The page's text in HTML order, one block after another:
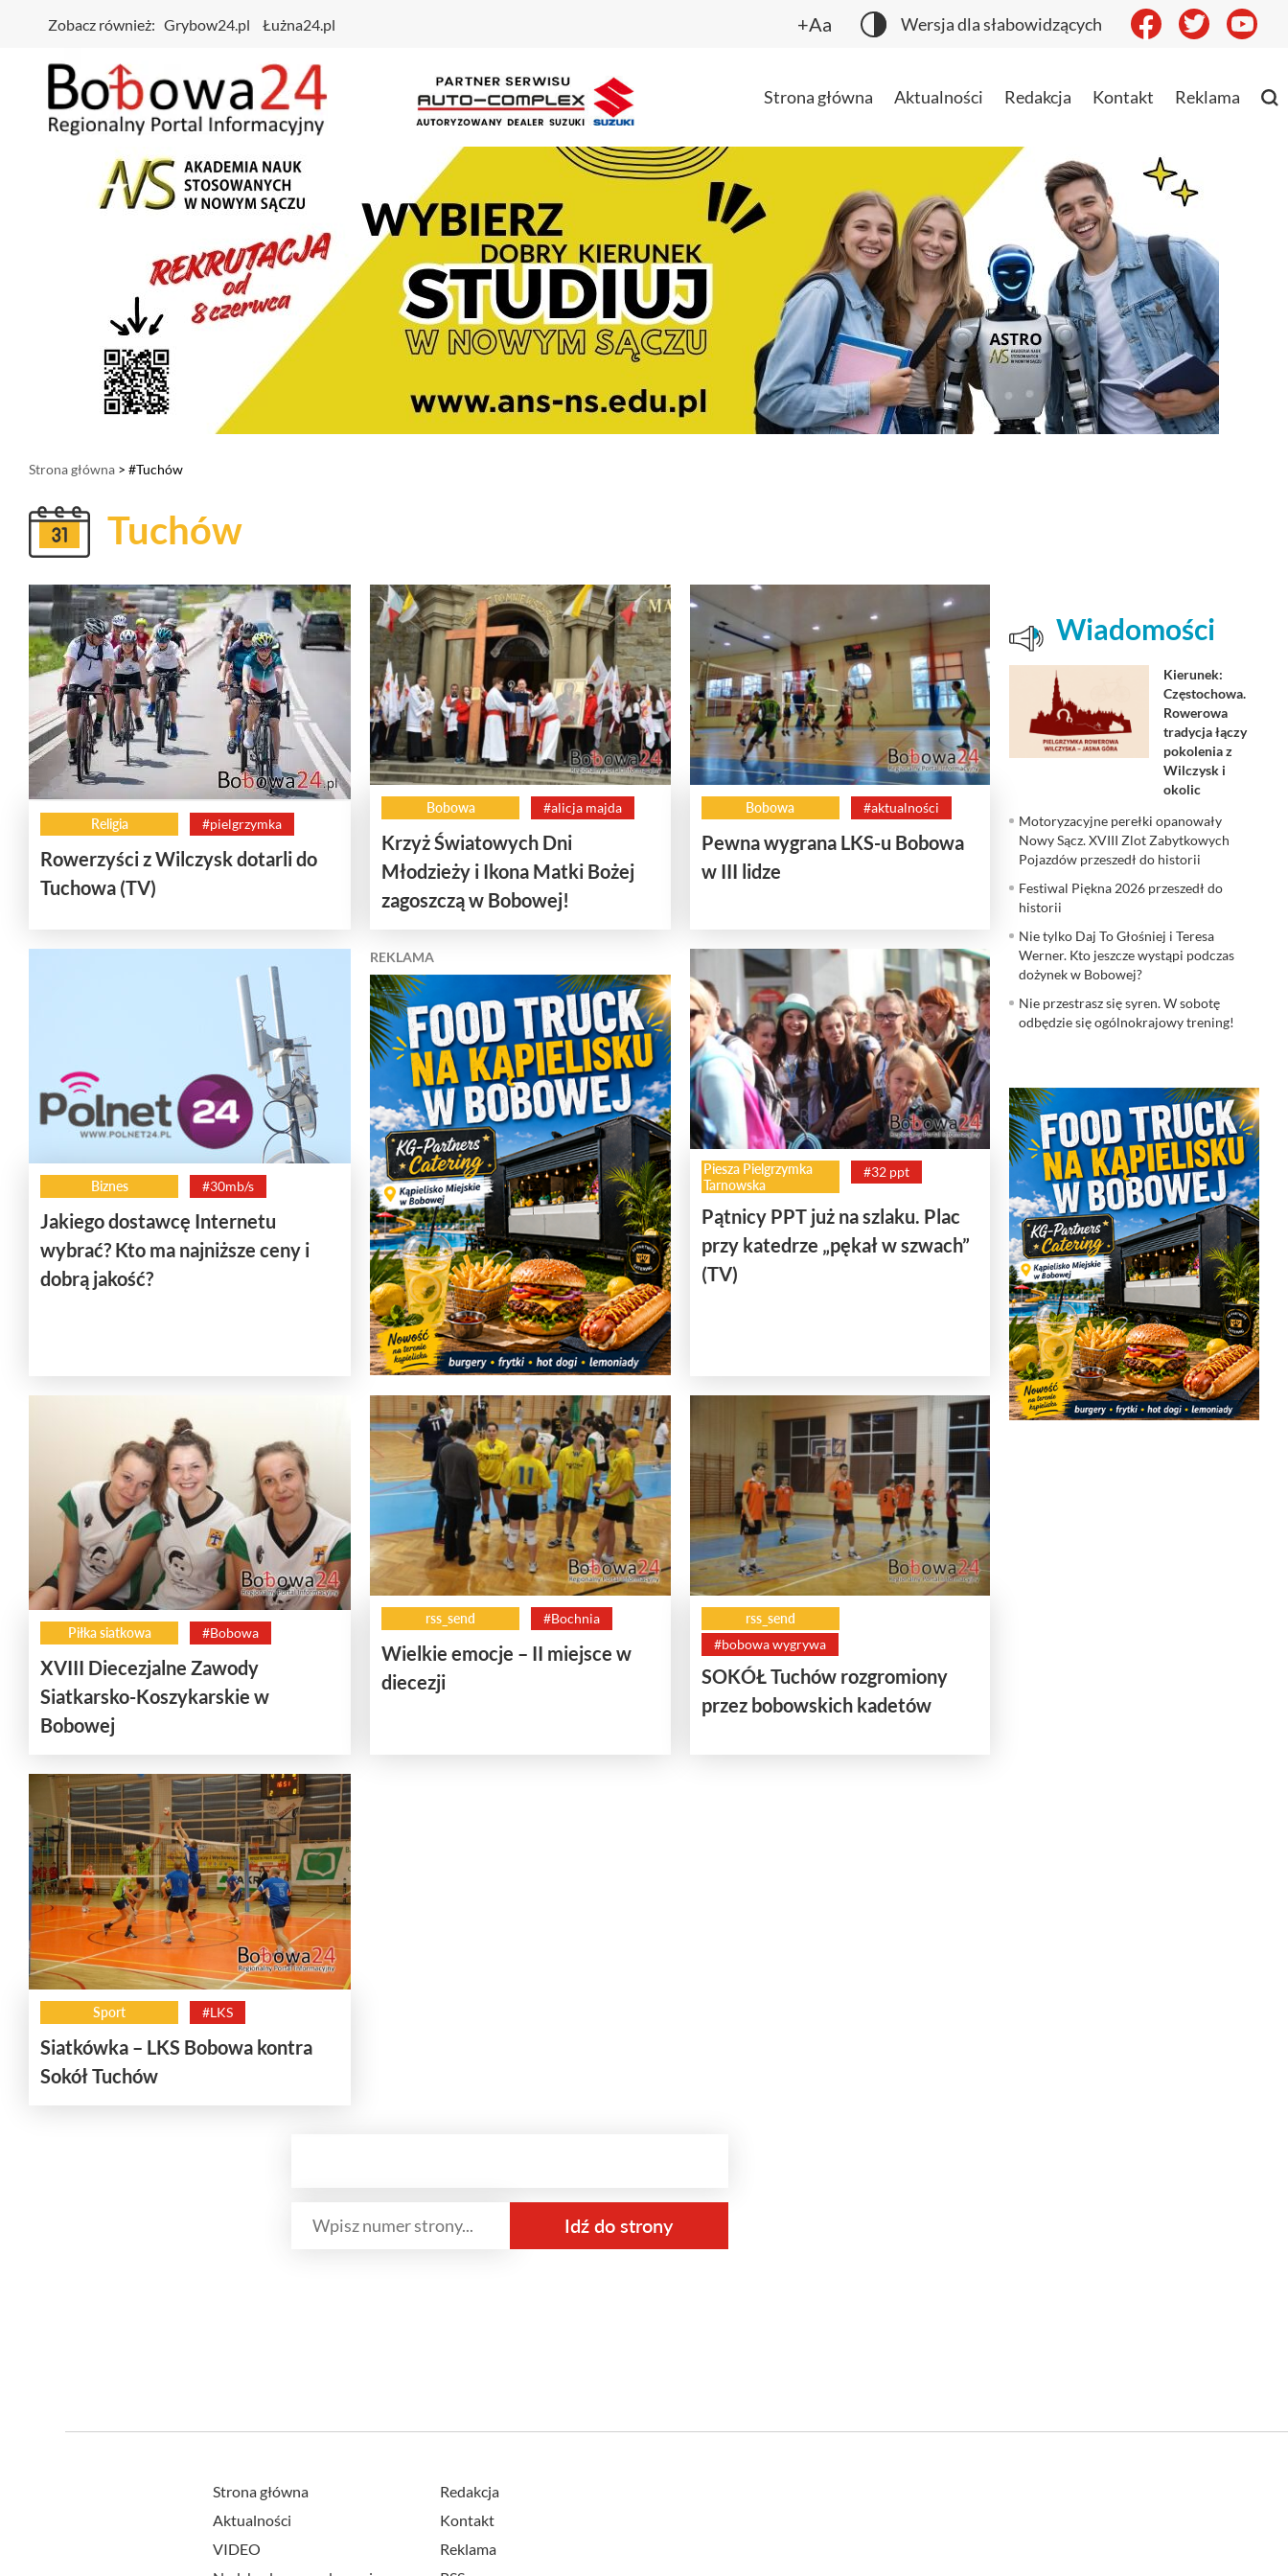
Zobacz również: Grybow24.pl Łużna24.pl +Aa Wersja dla słabowidzących
Strona główna Aktualności Redakcja Kontakt Reklama
Strona główna > #Tuchów
Tuchów
Religia #pielgrzymka
Rowerzyści z Wilczysk dotarli do
Tuchowa (TV)
Bobowa #alicja majda
Krzyż Światowych Dni
Młodzieży i Ikona Matki Bożej
zagoszczą w Bobowej!
Bobowa #aktualności
Pewna wygrana LKS-u Bobowa
w III lidze
Biznes #30mb/s
Jakiego dostawcę Internetu
wybrać? Kto ma najniższe ceny i
dobrą jakość?
REKLAMA
Piesza Pielgrzymka
Tarnowska
#32 ppt
Pątnicy PPT już na szlaku. Plac
przy katedrze „pękał w szwach”
(TV)
Piłka siatkowa #Bobowa
XVIII Diecezjalne Zawody
Siatkarsko-Koszykarskie w
Bobowej
rss_send #Bochnia
Wielkie emocje – II miejsce w
diecezji
rss_send
#bobowa wygrywa
SOKÓŁ Tuchów rozgromiony
przez bobowskich kadetów
Sport #LKS
Siatkówka – LKS Bobowa kontra
Sokół Tuchów
Wiadomości
Kierunek:
Częstochowa.
Rowerowa
tradycja łączy
pokolenia z
Wilczysk i
okolic
Motoryzacyjne perełki opanowały
Nowy Sącz. XVIII Zlot Zabytkowych
Pojazdów przeszedł do historii
Festiwal Piękna 2026 przeszedł do
historii
Nie tylko Daj To Głośniej i Teresa
Werner. Kto jeszcze wystąpi podczas
dożynek w Bobowej?
Nie przestrasz się syren. W sobotę
odbędzie się ogólnokrajowy trening!
Strona główna
Aktualności
VIDEO
Redakcja
Kontakt
Reklama